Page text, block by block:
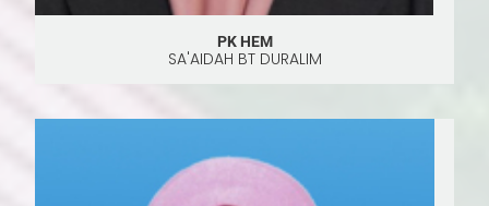
PK HEM
SA'AIDAH BT DURALIM